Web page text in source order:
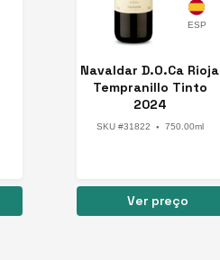
Navaldar D.O.Ca Rioja
Tempranillo Tinto
2024
SKU #31822 ● 750.00ml
Ver preço